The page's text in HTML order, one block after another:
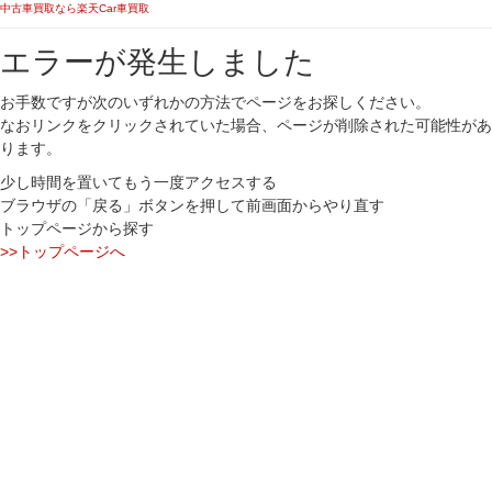
中古車買取なら楽天Car車買取
エラーが発生しました
お手数ですが次のいずれかの方法でページをお探しください。
なおリンクをクリックされていた場合、ページが削除された可能性があ
ります。
少し時間を置いてもう一度アクセスする
ブラウザの「戻る」ボタンを押して前画面からやり直す
トップページから探す
>>トップページへ